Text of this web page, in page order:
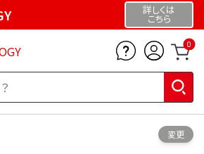
詳しくは
こちら
0
変更